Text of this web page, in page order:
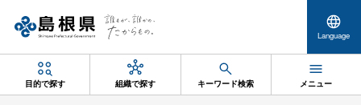
Language
目的で探す 組織で探す キーワード検索 メニュー